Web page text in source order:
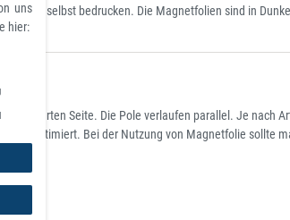
Folie selbst bedrucken. Die Magnetfolien sind in
Seite. Die Pole verlaufen parallel. Je nach
optimiert. Bei der Nutzung von Magnetfolie sollte
uns
hier: